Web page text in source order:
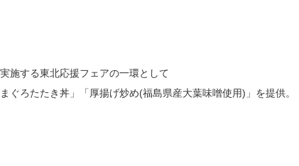
施する東北応援フェアの一環として
ぐろたたき丼」「厚揚げ炒め(福島県産大葉味噌使用)」を提供。